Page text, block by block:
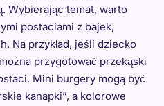
Wybierając temat, warto
postaciami z bajek,
Na przykład, jeśli dziecko
przygotować przekąski
Mini burgery mogą być
kanapki”, a kolorowe